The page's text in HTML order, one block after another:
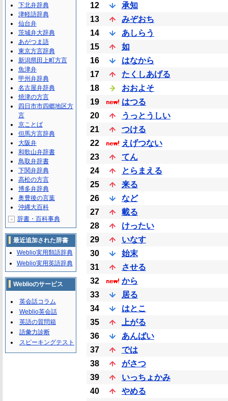
12
承知
13
みぞおち
14
あしらう
15
如
16
はなから
17
たくしあげる
18
おおよそ
19
はつる
20
うっとうしい
21
つける
22
えげつない
23
てん
24
とらまえる
25
来る
26
など
27
載る
28
けったい
29
いなす
30
始末
31
させる
32
から
33
居る
34
はとこ
35
上がる
36
あんばい
37
では
38
がさつ
39
いっちょかみ
40
やめる
下北弁辞典
津軽語辞典
仙台弁
茨城弁大辞典
あがつま語
東京方言辞典
新潟県田上町方言
魚津弁
甲州弁辞典
名古屋弁辞典
焼津の方言
四日市市四郷地区方
言
京ことば
但馬方言辞典
大阪弁
和歌山弁辞書
鳥取弁辞書
下関弁辞典
高松の方言
博多弁辞典
奥豊後の言葉
沖縄大百科
＋ 辞書・百科事典
最近追加された辞書
Weblio実用類語辞典
Weblio実用英語辞典
Weblioのサービス
英会話コラム
Weblio英会話
英語の質問箱
語彙力診断
スピーキングテスト